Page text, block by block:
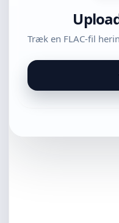
Træk en FLAC-fil